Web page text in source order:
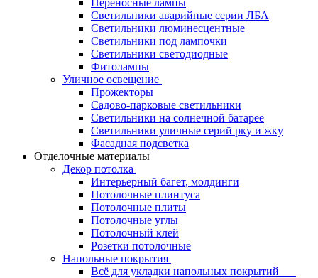
Светильники аварийные серии ЛБА
Светильники люминесцентные
Светильники под лампочки
Светильники светодиодные
Фитолампы
Уличное освещение
Прожекторы
Садово-парковые светильники
Светильники на солнечной батарее
Светильники уличные серий рку и жку
Фасадная подсветка
Отделочные материалы
Декор потолка
Интерьерный багет, молдинги
Потолочные плинтуса
Потолочные плиты
Потолочные углы
Потолочный клей
Розетки потолочные
Напольные покрытия
Всё для укладки напольных покрытий